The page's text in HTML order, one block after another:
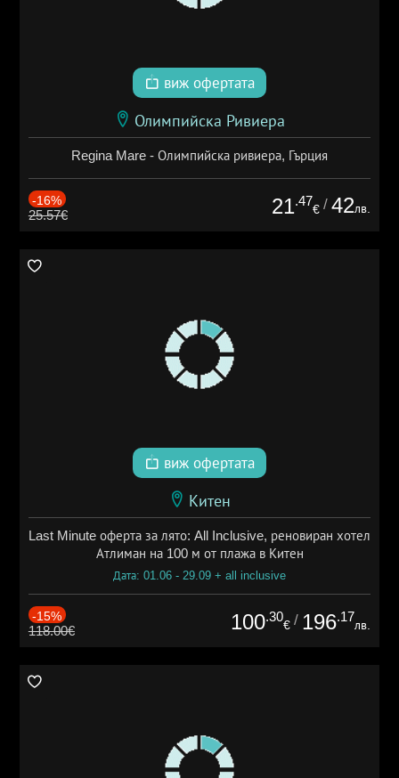
виж офертата
Олимпийска Ривиера
Regina Mare - Олимпийска ривиера, Гърция
-16%
25.57€ 21.47
€ / 42лв.
виж офертата
Китен
Last Minute оферта за лято: All Inclusive, реновиран хотел
Атлиман на 100 м от плажа в Китен
Дата: 01.06 - 29.09 + all inclusive
-15%
118.00€ 100.30
€ / 196.17
лв.